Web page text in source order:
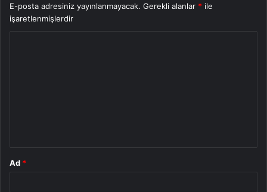
E-posta adresiniz yayınlanmayacak. Gerekli alanlar * ile
işaretlenmişlerdir
Ad *